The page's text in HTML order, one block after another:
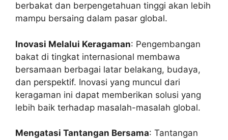
berbakat dan berpengetahuan tinggi akan lebih
mampu bersaing dalam pasar global.
Inovasi Melalui Keragaman: Pengembangan
bakat di tingkat internasional membawa
bersamaan berbagai latar belakang, budaya,
dan perspektif. Inovasi yang muncul dari
keragaman ini dapat memberikan solusi yang
lebih baik terhadap masalah-masalah global.
Mengatasi Tantangan Bersama: Tantangan